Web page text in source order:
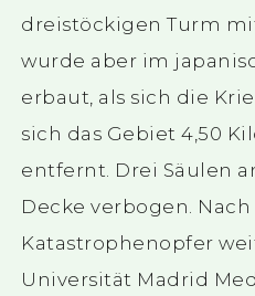
dreistöckigen Turm
wurde aber im
erbaut, als sich die
sich das Gebiet 4,50
entfernt. Drei Säulen
Decke verbogen.
Katastrophenopfer
Universität Madrid